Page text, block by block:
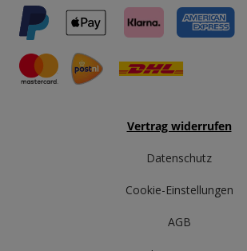
Vertrag widerrufen
Datenschutz
Cookie-Einstellungen
AGB